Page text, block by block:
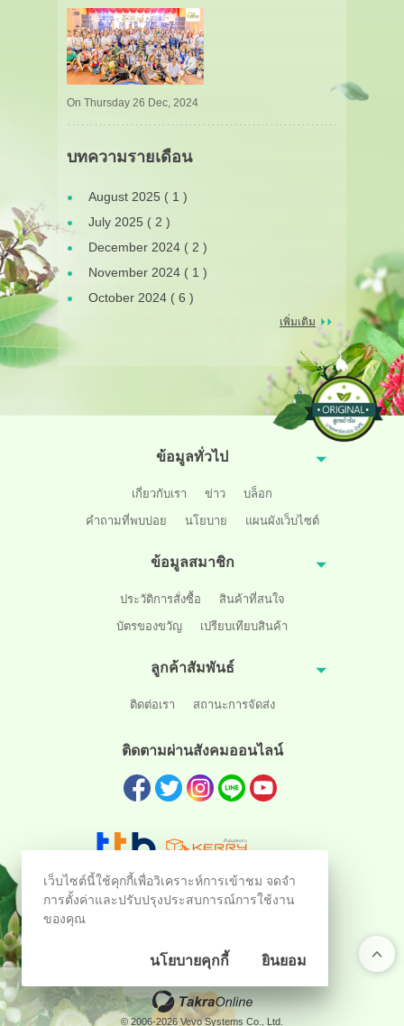
On Thursday 26 Dec, 2024
บทความรายเดือน
August 2025 ( 1 )
July 2025 ( 2 )
December 2024 ( 2 )
November 2024 ( 1 )
October 2024 ( 6 )
เพิ่มเติม
ข้อมูลทั่วไป
เกี่ยวกับเรา ข่าว
บล็อก
คำถามที่พบบ่อย
นโยบาย แผนผังเว็บไซต์
ข้อมูลสมาชิก
ประวัติการสั่งซื้อ
สินค้าที่สนใจ
บัตรของขวัญ
เปรียบเทียบสินค้า
ลูกค้าสัมพันธ์
ติดต่อเรา สถานะการจัดส่ง
ติดตามผ่านสังคมออนไลน์
© 2006-2026 Vevo Systems Co., Ltd.
เว็บไซต์นี้ใช้คุกกี้เพื่อวิเคราะห์การเข้าชม จดจำ
การตั้งค่าและปรับปรุงประสบการณ์การใช้งาน
ของคุณ
นโยบายคุกกี้ ยินยอม